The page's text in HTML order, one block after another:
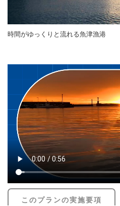
時間がゆっくりと流れる魚津漁港
このプランの実施要項